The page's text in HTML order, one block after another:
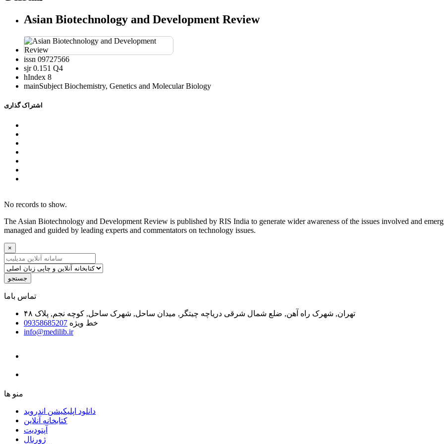
Asian Biotechnology and Development Review
issn 09727566
sjr0.151 Q4
hIndex 8
mainSubject Biochemistry, Genetics and Molecular Biology
اشتراک گذاری
No records to show.
The Asian Biotechnology and Development Review is published by RIS India to generate wider awareness of the issues involved and
managed and guided by leading experts and commentators on technology issues.
×
جستجو
ﺗﻤﺎﺱ ﺑﺎﻣﺎ
تهران, شهرک راه آهن, ضلع شمال شرقی دریاچه چیتگر, میدان ساحل, شهرک ساحل, کوچه نجم, پلاک ۴۸
خط ویژه 09358685207
info@medilib.ir
ﻣﻨﻮ ﻫﺎ
دانلود اپلیکیشن اندروید
ﮐﺘﺎﺑﺨﺎﻧﻪ ﺁﻧﻼﯾﻦ
ﺁﭘﺘﻮﺩﯾﺖ
ﮊﻭﺭﻧﺎﻝ